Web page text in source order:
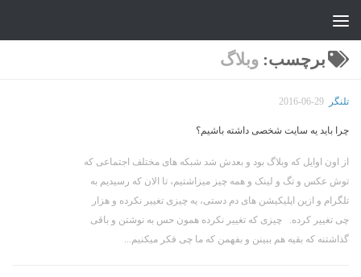
برچسب: وبلاگ
تلنگر 2016-06-29
چرا باید یه سایت شخصی داشته باشیم؟
از اون اوایل که وبلاگ بود و بعدش شد شبکه های مختلف اجتماعی که
توش عکس و تگ و لینک و همه چیز میزاشتیم، تا الان که رسیدیم به
تلگرام و ازین اپلیکیشن های دم دستی، یه چیزی تغییر نکرده و هزار
چی تغییر کرده. چیزی که تغییر نکرده همون حس به نوشتن و باقی
گذاشتنه که بقیه هم ببینن و بفهمن که ما چی فکر میکنیم...